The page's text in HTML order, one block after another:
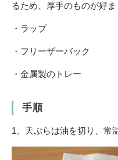
るため、厚手のものが好ま
・ラップ
・フリーザーバック
・金属製のトレー
手順
1、天ぷらは油を切り、常